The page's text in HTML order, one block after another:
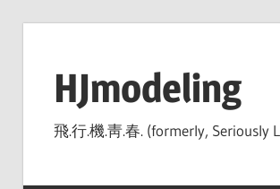
contentHJmodeling
飛.行.機.靑.春. (formerly, Seriously